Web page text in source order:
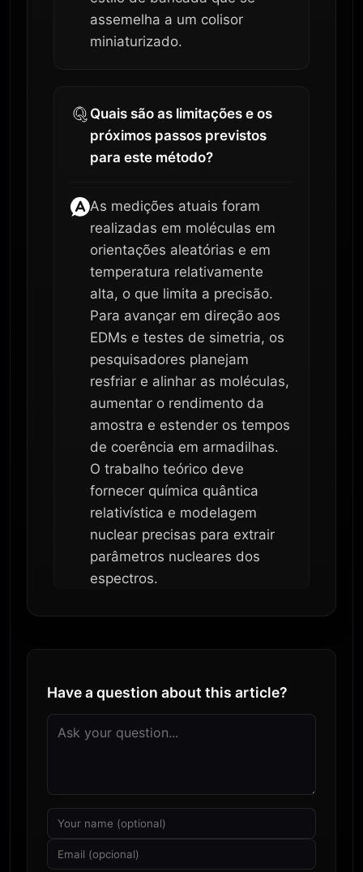
assemelha a um colisor
miniaturizado.
Quais são as limitações e os
próximos passos previstos
para este método?
As medições atuais foram
realizadas em moléculas em
orientações aleatórias e em
temperatura relativamente
alta, o que limita a precisão.
Para avançar em direção aos
EDMs e testes de simetria, os
pesquisadores planejam
resfriar e alinhar as moléculas,
aumentar o rendimento da
amostra e estender os tempos
de coerência em armadilhas.
O trabalho teórico deve
fornecer química quântica
relativística e modelagem
nuclear precisas para extrair
parâmetros nucleares dos
espectros.
Have a question about this article?